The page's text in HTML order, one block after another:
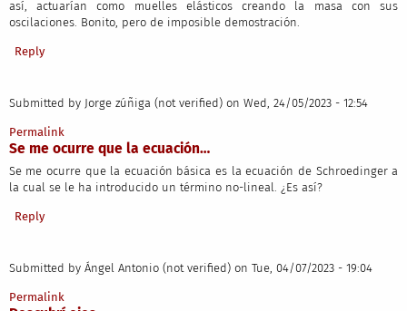
así, actuarían como muelles elásticos creando la masa con sus
oscilaciones. Bonito, pero de imposible demostración.
Reply
Submitted by Jorge zúñiga (not verified) on Wed, 24/05/2023 - 12:54
Permalink
Se me ocurre que la ecuación…
Se me ocurre que la ecuación básica es la ecuación de Schroedinger a
la cual se le ha introducido un término no-lineal. ¿Es así?
Reply
Submitted by Ángel Antonio (not verified) on Tue, 04/07/2023 - 19:04
Permalink